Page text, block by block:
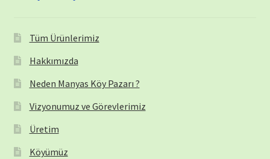
Tüm Ürünlerimiz
Hakkımızda
Neden Manyas Köy Pazarı ?
Vizyonumuz ve Görevlerimiz
Üretim
Köyümüz